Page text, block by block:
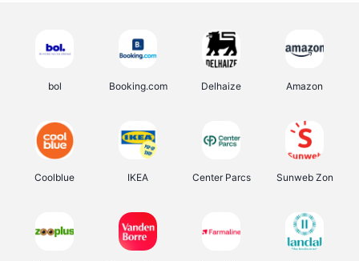
bol Booking.com Delhaize Amazon
Coolblue IKEA Center Parcs Sunweb Zon